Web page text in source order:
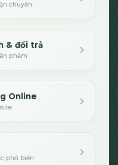
chuyển
& đổi trả
phẩm
Online
phổ biến